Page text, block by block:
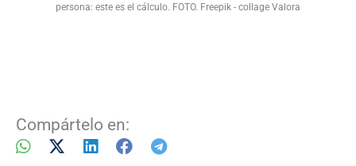
persona: este es el cálculo. FOTO. Freepik - collage Valora
Compártelo en: